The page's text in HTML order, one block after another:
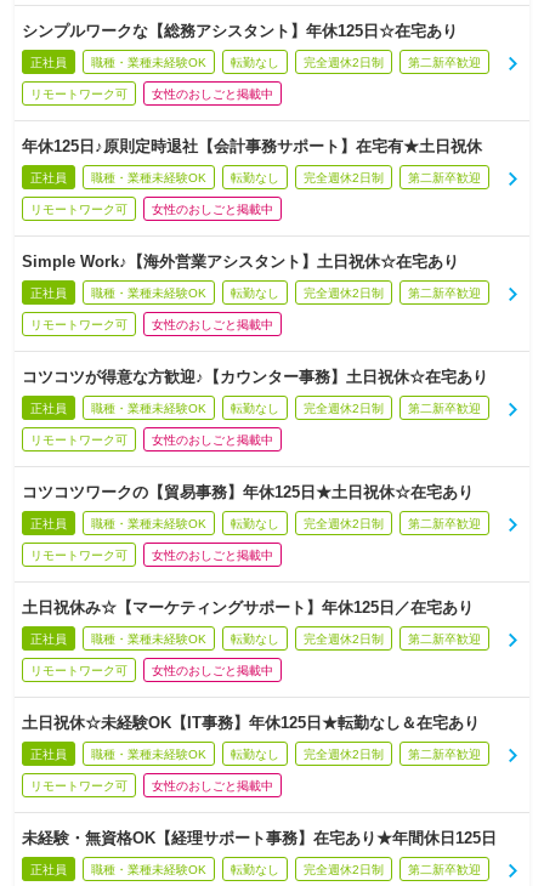
シンプルワークな【総務アシスタント】年休125日☆在宅あり
正社員 職種・業種未経験OK 転勤なし 完全週休2日制 第二新卒歓迎
リモートワーク可 女性のおしごと掲載中
年休125日♪原則定時退社【会計事務サポート】在宅有★土日祝休
正社員 職種・業種未経験OK 転勤なし 完全週休2日制 第二新卒歓迎
リモートワーク可 女性のおしごと掲載中
Simple Work♪【海外営業アシスタント】土日祝休☆在宅あり
正社員 職種・業種未経験OK 転勤なし 完全週休2日制 第二新卒歓迎
リモートワーク可 女性のおしごと掲載中
コツコツが得意な方歓迎♪【カウンター事務】土日祝休☆在宅あり
正社員 職種・業種未経験OK 転勤なし 完全週休2日制 第二新卒歓迎
リモートワーク可 女性のおしごと掲載中
コツコツワークの【貿易事務】年休125日★土日祝休☆在宅あり
正社員 職種・業種未経験OK 転勤なし 完全週休2日制 第二新卒歓迎
リモートワーク可 女性のおしごと掲載中
土日祝休み☆【マーケティングサポート】年休125日／在宅あり
正社員 職種・業種未経験OK 転勤なし 完全週休2日制 第二新卒歓迎
リモートワーク可 女性のおしごと掲載中
土日祝休☆未経験OK【IT事務】年休125日★転勤なし＆在宅あり
正社員 職種・業種未経験OK 転勤なし 完全週休2日制 第二新卒歓迎
リモートワーク可 女性のおしごと掲載中
未経験・無資格OK【経理サポート事務】在宅あり★年間休日125日
正社員 職種・業種未経験OK 転勤なし 完全週休2日制 第二新卒歓迎